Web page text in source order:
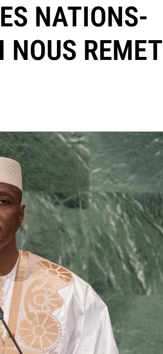
NATIONS-
NOUS REMET